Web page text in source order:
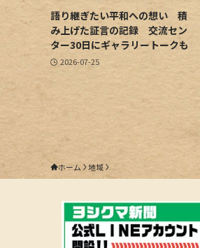
語り継ぎたい平和への想い 積
み上げた証言の記録 交流セン
ター30日にギャラリートークも
2026-07-25
ホーム 地域